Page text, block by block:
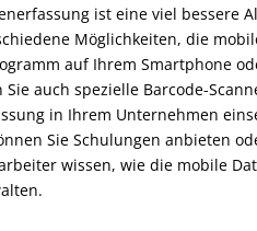
ist eine viel bessere
Möglichkeiten, die
auf Ihrem Smartphone
auch spezielle Barcode-
in Ihrem Unternehmen
Sie Schulungen anbieten
wissen, wie die mobile